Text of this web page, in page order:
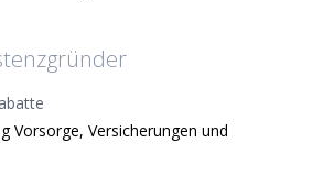
Vorsorge, Versicherungen und